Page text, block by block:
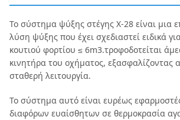
Το σύστημα ψύξης στέγης X-28 είναι μια
λύση ψύξης που έχει σχεδιαστεί ειδικά
κουτιού φορτίου ≤ 6m3.τροφοδοτείται
κινητήρα του οχήματος, εξασφαλίζοντας
σταθερή λειτουργία.
Το σύστημα αυτό είναι ευρέως
διαφόρων ευαίσθητων σε θερμοκρασία